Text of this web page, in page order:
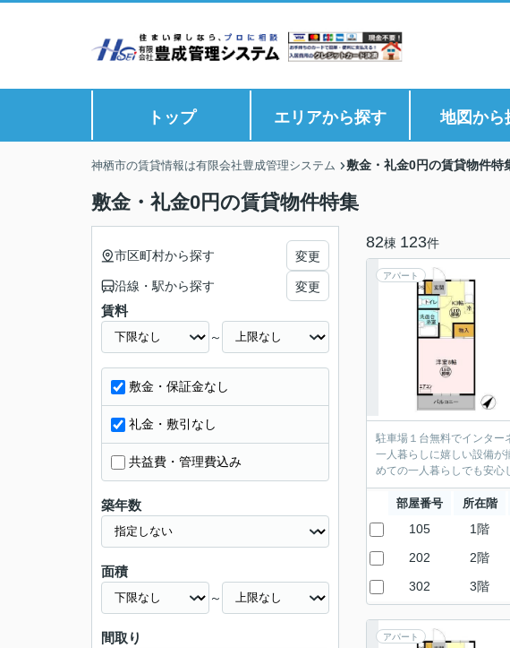
トップ エリアから探す 地図から
神栖市の賃貸情報は有限会社豊成管理システム 敷金・礼金0円の賃貸物件特
敷金・礼金0円の賃貸物件特集
82棟 123件
アパート
駐車場１台無料でインター
一人暮らしに嬉しい設備が
めての一人暮らしでも安心
部屋番号 所在階
105 1階
202 2階
302 3階
アパート
市区町村から探す 変更
沿線・駅から探す 変更
賃料
～
敷金・保証金なし
礼金・敷引なし
共益費・管理費込み
築年数
面積
～
間取り